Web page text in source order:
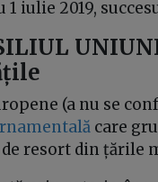
iulie 2019,
(a nu se
care
resort din țările